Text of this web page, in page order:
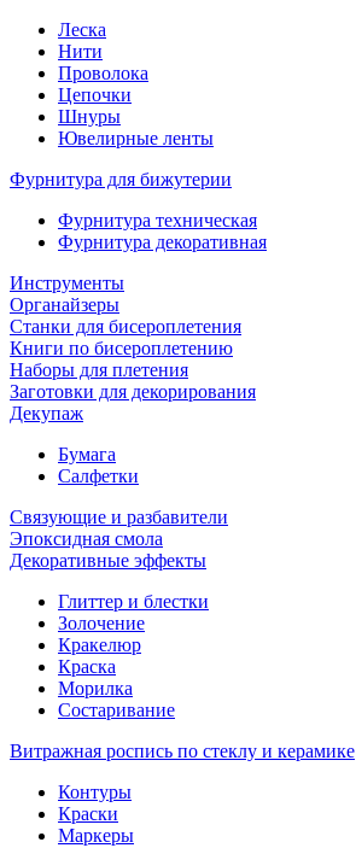
Леска
Нити
Проволока
Цепочки
Шнуры
Ювелирные ленты
Фурнитура для бижутерии
Фурнитура техническая
Фурнитура декоративная
Инструменты
Органайзеры
Станки для бисероплетения
Книги по бисероплетению
Наборы для плетения
Заготовки для декорирования
Декупаж
Бумага
Салфетки
Связующие и разбавители
Эпоксидная смола
Декоративные эффекты
Глиттер и блестки
Золочение
Кракелюр
Краска
Морилка
Состаривание
Витражная роспись по стеклу и керамике
Контуры
Краски
Маркеры